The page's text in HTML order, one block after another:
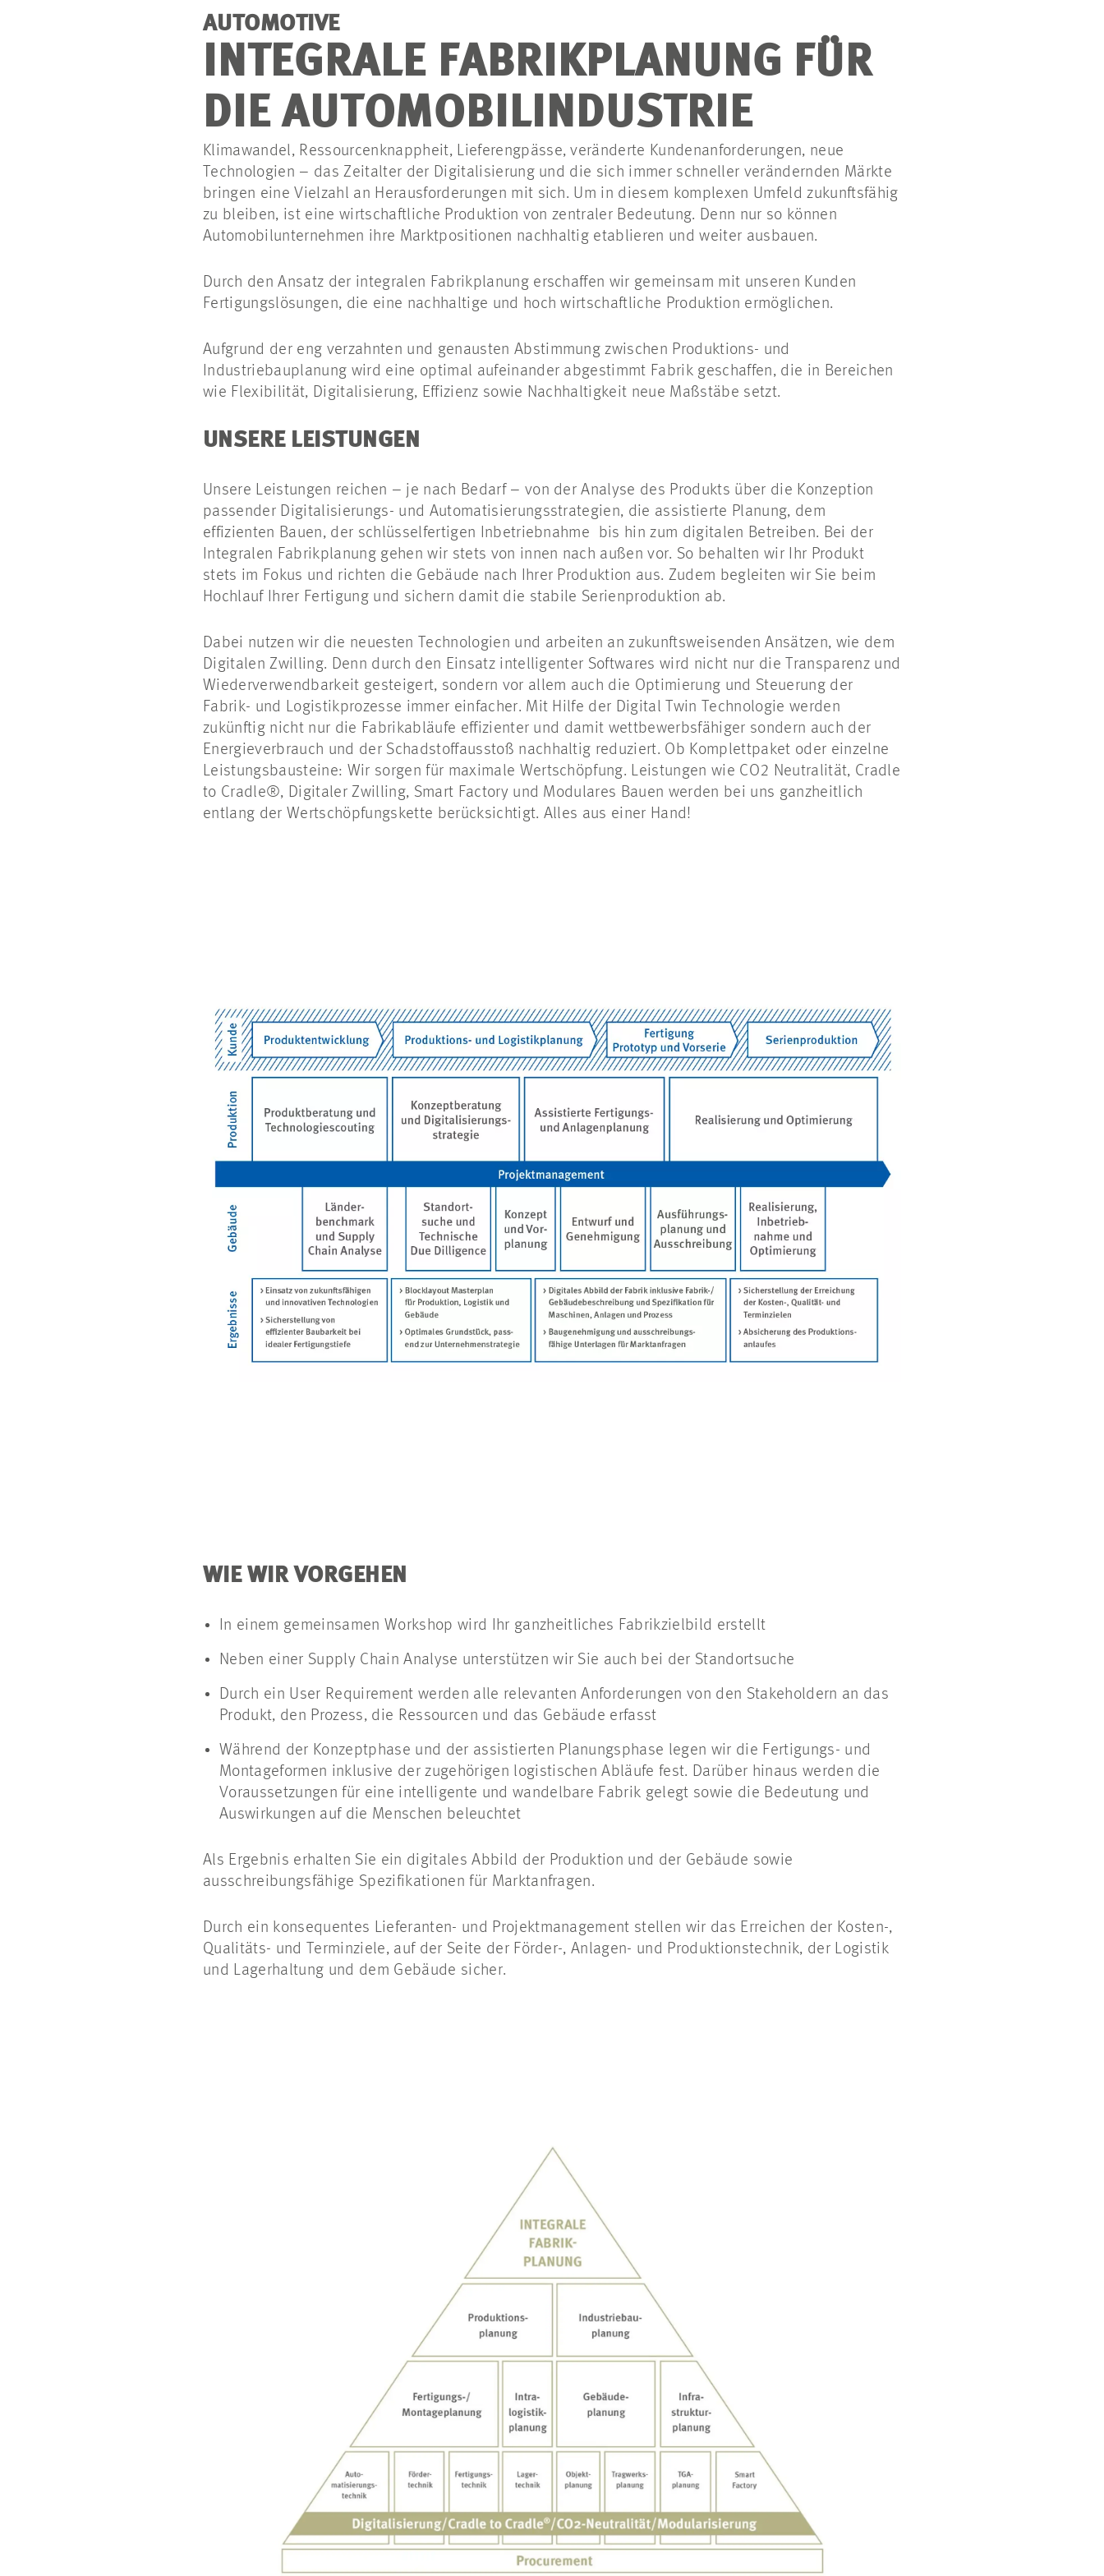
AUTOMOTIVE
INTEGRALE FABRIKPLANUNG FÜR
DIE AUTOMOBILINDUSTRIE
Klimawandel, Ressourcenknappheit, Lieferengpässe, veränderte Kundenanforderungen, neue
Technologien – das Zeitalter der Digitalisierung und die sich immer schneller verändernden Märkte
bringen eine Vielzahl an Herausforderungen mit sich. Um in diesem komplexen Umfeld zukunftsfähig
zu bleiben, ist eine wirtschaftliche Produktion von zentraler Bedeutung. Denn nur so können
Automobilunternehmen ihre Marktpositionen nachhaltig etablieren und weiter ausbauen.
Durch den Ansatz der integralen Fabrikplanung erschaffen wir gemeinsam mit unseren Kunden
Fertigungslösungen, die eine nachhaltige und hoch wirtschaftliche Produktion ermöglichen.
Aufgrund der eng verzahnten und genausten Abstimmung zwischen Produktions- und
Industriebauplanung wird eine optimal aufeinander abgestimmt Fabrik geschaffen, die in Bereichen
wie Flexibilität, Digitalisierung, Effizienz sowie Nachhaltigkeit neue Maßstäbe setzt.
UNSERE LEISTUNGEN
Unsere Leistungen reichen – je nach Bedarf – von der Analyse des Produkts über die Konzeption
passender Digitalisierungs- und Automatisierungsstrategien, die assistierte Planung, dem
effizienten Bauen, der schlüsselfertigen Inbetriebnahme bis hin zum digitalen Betreiben. Bei der
Integralen Fabrikplanung gehen wir stets von innen nach außen vor. So behalten wir Ihr Produkt
stets im Fokus und richten die Gebäude nach Ihrer Produktion aus. Zudem begleiten wir Sie beim
Hochlauf Ihrer Fertigung und sichern damit die stabile Serienproduktion ab.
Dabei nutzen wir die neuesten Technologien und arbeiten an zukunftsweisenden Ansätzen, wie dem
Digitalen Zwilling. Denn durch den Einsatz intelligenter Softwares wird nicht nur die Transparenz und
Wiederverwendbarkeit gesteigert, sondern vor allem auch die Optimierung und Steuerung der
Fabrik- und Logistikprozesse immer einfacher. Mit Hilfe der Digital Twin Technologie werden
zukünftig nicht nur die Fabrikabläufe effizienter und damit wettbewerbsfähiger sondern auch der
Energieverbrauch und der Schadstoffausstoß nachhaltig reduziert. Ob Komplettpaket oder einzelne
Leistungsbausteine: Wir sorgen für maximale Wertschöpfung. Leistungen wie CO2 Neutralität, Cradle
to Cradle®, Digitaler Zwilling, Smart Factory und Modulares Bauen werden bei uns ganzheitlich
entlang der Wertschöpfungskette berücksichtigt. Alles aus einer Hand!
WIE WIR VORGEHEN
In einem gemeinsamen Workshop wird Ihr ganzheitliches Fabrikzielbild erstellt
Neben einer Supply Chain Analyse unterstützen wir Sie auch bei der Standortsuche
Durch ein User Requirement werden alle relevanten Anforderungen von den Stakeholdern an das
Produkt, den Prozess, die Ressourcen und das Gebäude erfasst
Während der Konzeptphase und der assistierten Planungsphase legen wir die Fertigungs- und
Montageformen inklusive der zugehörigen logistischen Abläufe fest. Darüber hinaus werden die
Voraussetzungen für eine intelligente und wandelbare Fabrik gelegt sowie die Bedeutung und
Auswirkungen auf die Menschen beleuchtet
Als Ergebnis erhalten Sie ein digitales Abbild der Produktion und der Gebäude sowie
ausschreibungsfähige Spezifikationen für Marktanfragen.
Durch ein konsequentes Lieferanten- und Projektmanagement stellen wir das Erreichen der Kosten-,
Qualitäts- und Terminziele, auf der Seite der Förder-, Anlagen- und Produktionstechnik, der Logistik
und Lagerhaltung und dem Gebäude sicher.